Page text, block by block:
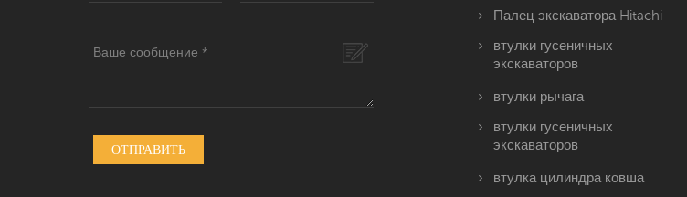
Палец экскаватора Hitachi
втулки гусеничных
экскаваторов
втулки рычага
втулки гусеничных
экскаваторов
втулка цилиндра ковша